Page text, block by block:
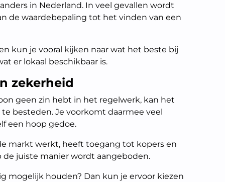
in Nederland. In veel gevallen wordt
de waardebepaling tot het vinden van een
kun je vooral kijken naar wat het beste bij
er lokaal beschikbaar is.
zekerheid
geen zin hebt in het regelwerk, kan het
besteden. Je voorkomt daarmee veel
een hoop gedoe.
markt werkt, heeft toegang tot kopers en
de juiste manier wordt aangeboden.
mogelijk houden? Dan kun je ervoor kiezen